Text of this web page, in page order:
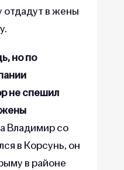
отдадут в жены
но по
не спешил
жены
Владимир со
в Корсунь, он
в районе